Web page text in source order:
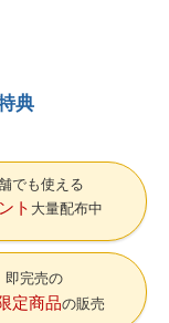
典
でも使える
ト 大量配布中
即完売の
定商品の販売